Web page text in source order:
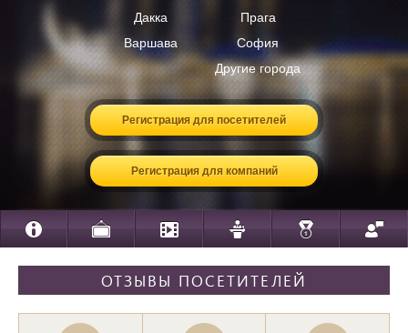
Дакка
Прага
Варшава
София
Другие города
Регистрация для посетителей
Регистрация для компаний
ОТЗЫВЫ ПОСЕТИТЕЛЕЙ